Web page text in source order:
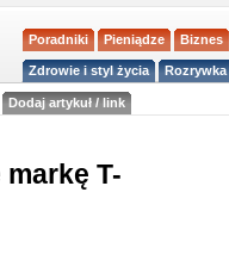
Poradniki Pieniądze Biznes
Zdrowie i styl życia Rozrywka
Dodaj artykuł / link
T-